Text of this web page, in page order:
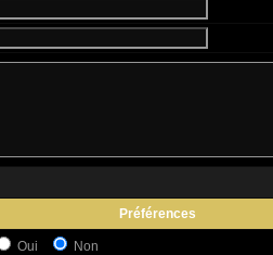
Préférences
Oui
Non